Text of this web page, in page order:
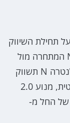
תחילת השיווק
של משפחתית הביצועים יונדאי אלנטרה N המתחרה מול
דגמים כגון סקודה אוקטביה RS ועוד. האלנטרה N תשווק
בישראל עם תיבת הילוכים ידנית או אוטומטית, מנוע 2.0
של החל מ-